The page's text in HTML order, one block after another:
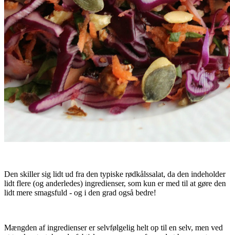
Den skiller sig lidt ud fra den typiske rødkålssalat, da den indeholder
lidt flere (og anderledes) ingredienser, som kun er med til at gøre den
lidt mere smagsfuld - og i den grad også bedre!
Mængden af ingredienser er selvfølgelig helt op til en selv, men ved